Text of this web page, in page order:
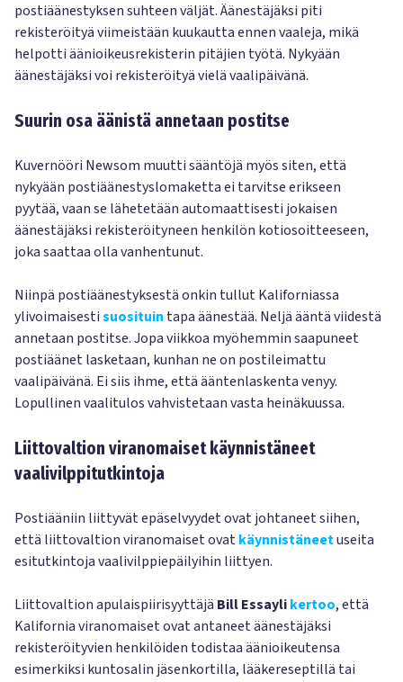
postiäänestyksen suhteen väljät. Äänestäjäksi piti
rekisteröityä viimeistään kuukautta ennen vaaleja, mikä
helpotti äänioikeusrekisterin pitäjien työtä. Nykyään
äänestäjäksi voi rekisteröityä vielä vaalipäivänä.
Suurin osa äänistä annetaan postitse
Kuvernööri Newsom muutti sääntöjä myös siten, että
nykyään postiäänestyslomaketta ei tarvitse erikseen
pyytää, vaan se lähetetään automaattisesti jokaisen
äänestäjäksi rekisteröityneen henkilön kotiosoitteeseen,
joka saattaa olla vanhentunut.
Niinpä postiäänestyksestä onkin tullut Kaliforniassa
ylivoimaisestisuosituin tapa äänestää. Neljä ääntä viidestä
annetaan postitse. Jopa viikkoa myöhemmin saapuneet
postiäänet lasketaan, kunhan ne on postileimattu
vaalipäivänä. Ei siis ihme, että ääntenlaskenta venyy.
Lopullinen vaalitulos vahvistetaan vasta heinäkuussa.
Liittovaltion viranomaiset käynnistäneet
vaalivilppitutkintoja
Postiääniin liittyvät epäselvyydet ovat johtaneet siihen,
että liittovaltion viranomaiset ovatkäynnistäneetuseita
esitutkintoja vaalivilppiepäilyihin liittyen.
Liittovaltion apulaispiirisyyttäjä Bill Essaylikertoo, että
Kalifornia viranomaiset ovat antaneet äänestäjäksi
rekisteröityvien henkilöiden todistaa äänioikeutensa
esimerkiksi kuntosalin jäsenkortilla, lääkereseptillä tai